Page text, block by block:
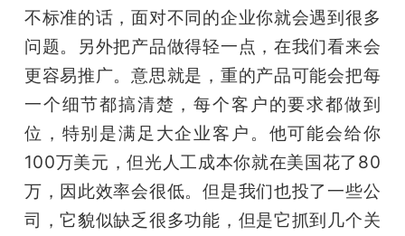
不标准的话，面对不同的企业你就会遇到很多
问题。另外把产品做得轻一点，在我们看来会
更容易推广。意思就是，重的产品可能会把每
一个细节都搞清楚，每个客户的要求都做到
位，特别是满足大企业客户。他可能会给你
100万美元，但光人工成本你就在美国花了80
万，因此效率会很低。但是我们也投了一些公
司，它貌似缺乏很多功能，但是它抓到几个关